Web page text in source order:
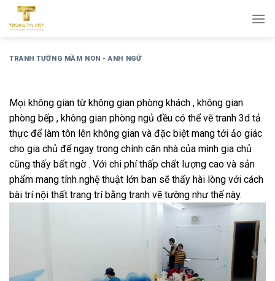
qua
dungTRANH TƯỜNG MẦM NON - ANH NGỮ
Mọi không gian từ không gian phòng khách , không gian
phòng bếp , không gian phòng ngủ đều có thể vẽ tranh 3d tả
thực để làm tôn lên không gian và đặc biệt mang tới ảo giác
cho gia chủ để ngay trong chính căn nhà của mình gia chủ
cũng thấy bất ngờ . Với chi phí thấp chất lượng cao và sản
phẩm mang tính nghệ thuật lớn ban sẽ thấy hài lòng với cách
bài trí nội thất trang trí bằng tranh vẽ tường như thế này.